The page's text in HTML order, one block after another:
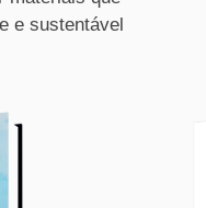
e sustentável